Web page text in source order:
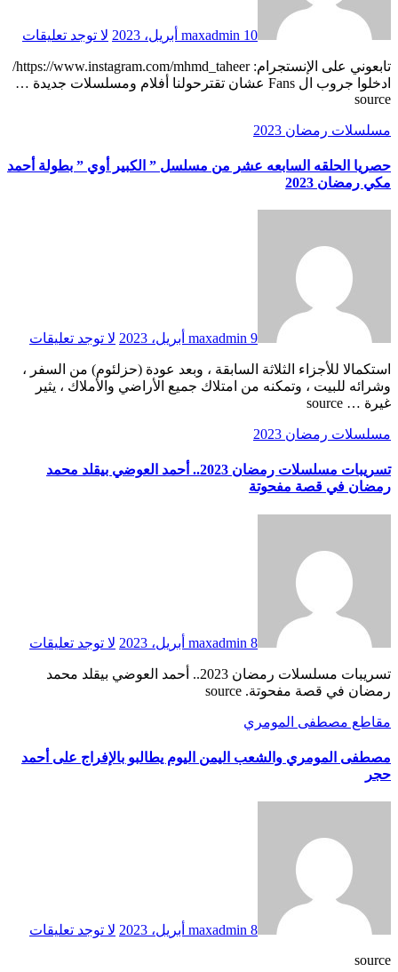
maxadmin 10 أبريل، 2023 لا توجد تعليقات
تابعوني على الإنستجرام: https://www.instagram.com/mhmd_taheer/
ادخلوا جروب ال Fans عشان تقترحولنا أفلام ومسلسلات جديدة …
source
مسلسلات رمضان 2023
حصريا الحلقه السابعه عشر من مسلسل ” الكبير أوي ” بطولة أحمد
مكي رمضان 2023
maxadmin 9 أبريل، 2023 لا توجد تعليقات
وشرائه للبيت ، وتمكنه من امتلاك جميع الأراضي والأملاك ، يثير
غيرة … source
مسلسلات رمضان 2023
تسريبات مسلسلات رمضان 2023.. أحمد العوضي بيقلد محمد
رمضان في قصة مفحوتة
maxadmin 8 أبريل، 2023 لا توجد تعليقات
تسريبات مسلسلات رمضان 2023.. أحمد العوضي بيقلد محمد
رمضان في قصة مفحوتة. source
مقاطع مصطفى المومري
مصطفى المومري والشعب اليمن اليوم يطالبو بالإفراج على أحمد
حجر
maxadmin 8 أبريل، 2023
لا توجد تعليقات
source